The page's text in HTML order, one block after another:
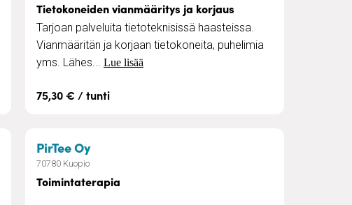
Tietokoneiden vianmääritys ja korjaus
Tarjoan palveluita tietoteknisissä haasteissa.
Vianmääritän ja korjaan tietokoneita, puhelimia
yms. Lähes... Lue lisää
75,30 € / tunti
PirTee Oy– Toimintaterapia
70780 Kuopio
Toimintaterapia